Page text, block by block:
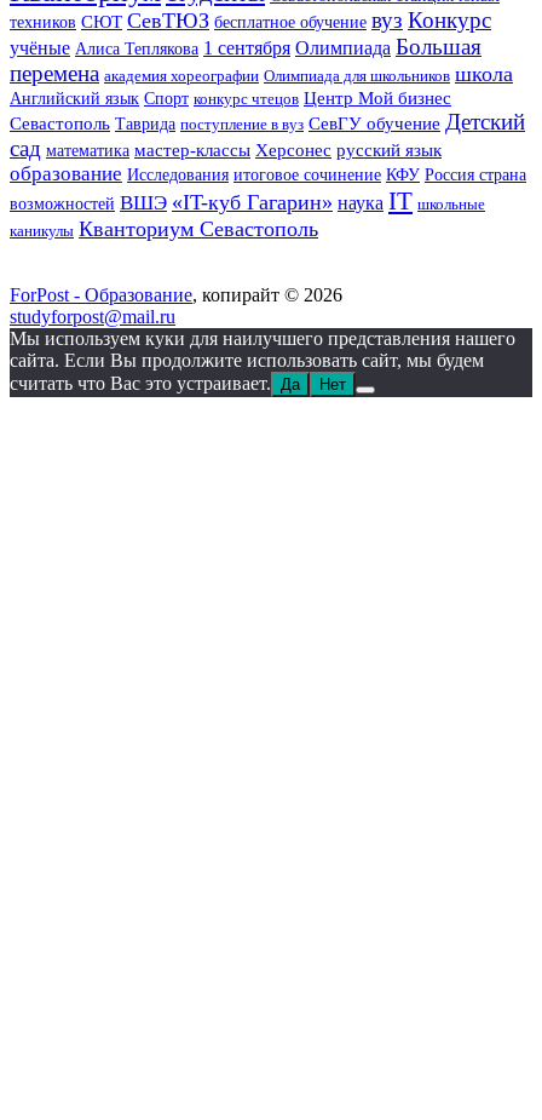
техников СЮТ СевТЮЗ бесплатное обучение вуз Конкурс
учёные Алиса Теплякова 1 сентября Олимпиада Большая
перемена академия хореографии Олимпиада для школьников школа
Английский язык Спорт конкурс чтецов Центр Мой бизнес
Севастополь Таврида поступление в вуз СевГУ обучение Детский
сад математика мастер-классы Херсонес русский язык
образование Исследования итоговое сочинение КФУ Россия страна
возможностей ВШЭ «IT-куб Гагарин» наука IT школьные
каникулы Кванториум Севастополь
ForPost - Образование, копирайт © 2026
studyforpost@mail.ru
Мы используем куки для наилучшего представления нашего
сайта. Если Вы продолжите использовать сайт, мы будем
считать что Вас это устраивает. Да Нет